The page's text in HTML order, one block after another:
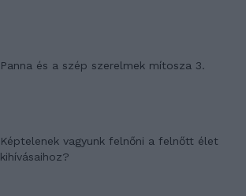
Panna és a szép szerelmek mítosza 3.
Képtelenek vagyunk felnőni a felnőtt élet
kihívásaihoz?